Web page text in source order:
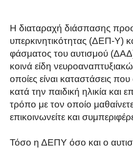
Η διαταραχή διάσπασης
υπερκινητικότητας (ΔΕΠ-Υ)
φάσματος του αυτισμού (ΔΑΔ)
κοινά είδη
οποίες είναι καταστάσεις
κατά την παιδική ηλικία και
τρόπο με τον οποίο
επικοινωνείτε και
Τόσο η ΔΕΠΥ όσο και ο